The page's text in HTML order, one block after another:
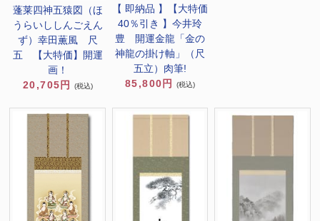
蓬莱四神五猿図（ほ
うらいししんごえん
ず）幸田薫風 尺
五 【大特価】開運
画！
20,705円
(税込)
【 即納品 】【大特価
40％引き 】今井玲
豊 開運金龍「金の
神龍の掛け軸」（尺
五立）肉筆!
85,800円
(税込)